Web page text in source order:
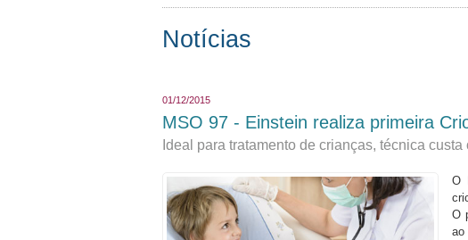
Notícias
01/12/2015
MSO 97 - Einstein realiza primeira
Ideal para tratamento de crianças, técnica
O
O
ao